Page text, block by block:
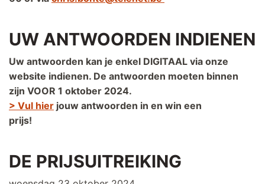
UW ANTWOORDEN INDIENEN
Uw antwoorden kan je enkel DIGITAAL via onze
website indienen. De antwoorden moeten binnen
zijn VOOR 1 oktober 2024.
> Vul hier jouw antwoorden in en win een
prijs!
DE PRIJSUITREIKING